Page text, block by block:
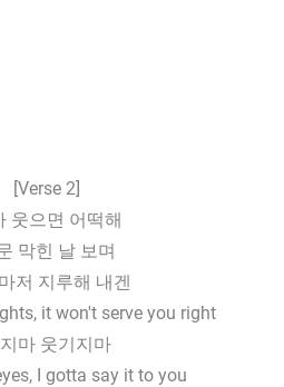
[Verse 2]
웃으면 어떡해
막힌 날 보며
저 지루해 내겐
it won't servе you right
마 웃기지마
I gotta say it to you